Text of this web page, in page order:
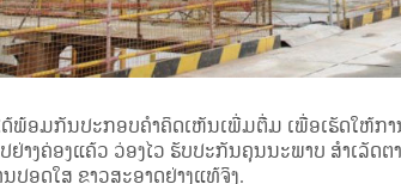
ພ້ອມກັນປະກອບຄໍາຄິດເຫັນເພີ່ມຕື່ມ ເພື່ອເຮັດໃຫ້ກາ
ຢ່າງຄ່ອງແຄ້ວ ວ່ອງໄວ ຮັບປະກັນຄຸນນະພາບ ສໍາເລັດ
ປອດໃສ ຂາວສະອາດຢ່າງແທ້ຈິງ.